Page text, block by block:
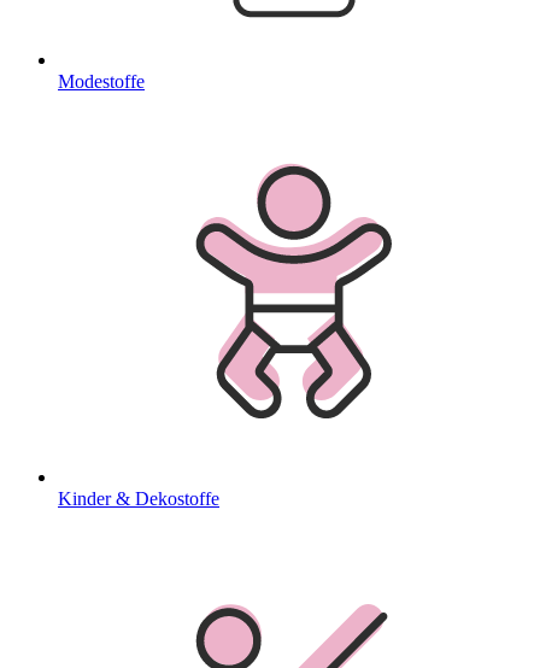
Modestoffe
Kinder & Dekostoffe